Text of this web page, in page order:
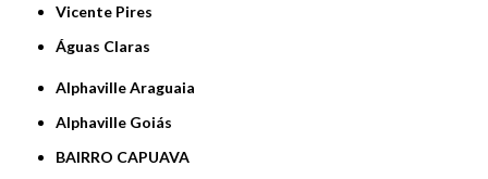
Vicente Pires
Águas Claras
Alphaville Araguaia
Alphaville Goiás
BAIRRO CAPUAVA